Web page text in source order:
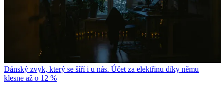
Dánský zvyk, který se šíří i u nás. Účet za elektřinu díky němu
klesne až o 12 %